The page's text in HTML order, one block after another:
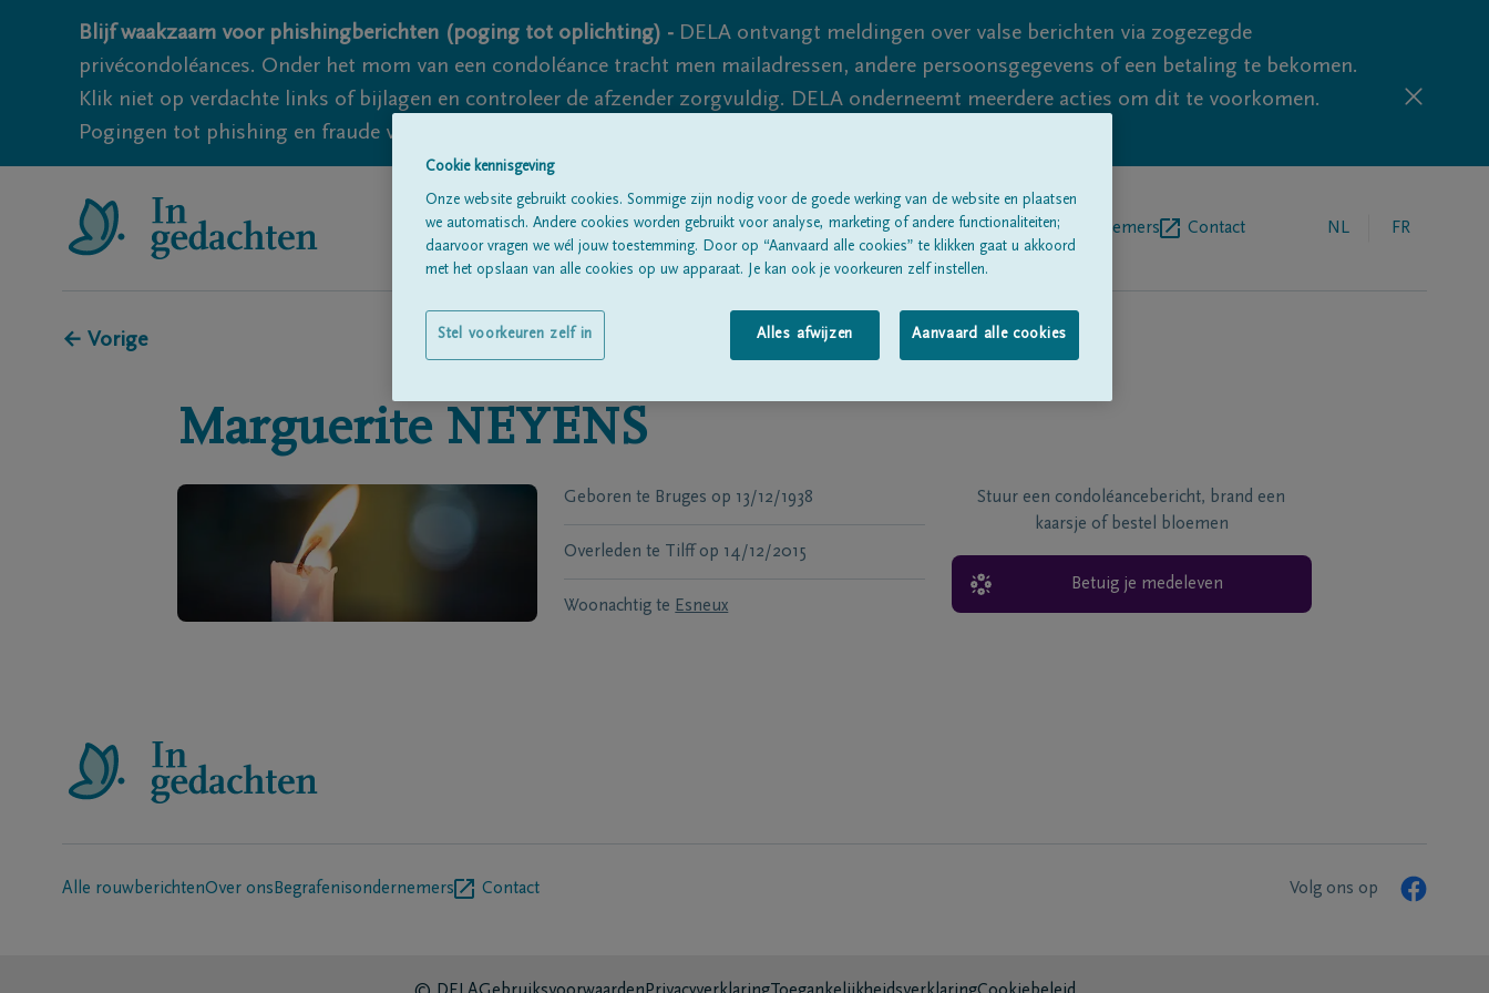
Blijf waakzaam voor phishingberichten (poging tot oplichting) - DELA ontvangt meldingen over valse berichten via zogezegde
privécondoléances. Onder het mom van een condoléance tracht men mailadressen, andere persoonsgegevens of een betaling te bekomen.
Klik niet op verdachte links of bijlagen en controleer de afzender zorgvuldig. DELA onderneemt meerdere acties om dit te voorkomen.
Pogingen tot phishing en fraude vallen echter nooit volledig uit te sluiten, dus blijf waakzaam.
Alle rouwberichten Over onsBegrafenisondernemers Contact NL FR
← Vorige
Marguerite NEYENS
Geboren te Bruges op 13/12/1938
Overleden te Tilff op 14/12/2015
Woonachtig te Esneux
Stuur een condoléancebericht, brand een
kaarsje of bestel bloemen
Betuig je medeleven
Alle rouwberichtenOver ons Begrafenisondernemers Contact Volg ons op
Cookie kennisgeving
Onze website gebruikt cookies. Sommige zijn nodig voor de goede werking van de website en plaatsen
we automatisch. Andere cookies worden gebruikt voor analyse, marketing of andere functionaliteiten;
daarvoor vragen we wél jouw toestemming. Door op “Aanvaard alle cookies” te klikken gaat u akkoord
met het opslaan van alle cookies op uw apparaat. Je kan ook je voorkeuren zelf instellen.
Alles afwijzen Aanvaard alle cookies
Stel voorkeuren zelf in